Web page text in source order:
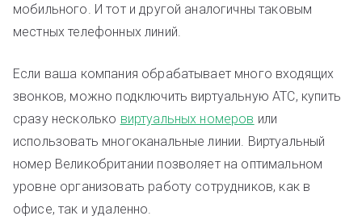
мобильного. И тот и другой аналогичны таковым
местных телефонных линий.
Если ваша компания обрабатывает много входящих
звонков, можно подключить виртуальную АТС, купить
сразу несколько виртуальных номеров или
использовать многоканальные линии. Виртуальный
номер Великобритании позволяет на оптимальном
уровне организовать работу сотрудников, как в
офисе, так и удаленно.